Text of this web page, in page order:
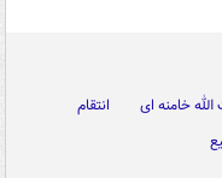
خامنه ای
انتقام